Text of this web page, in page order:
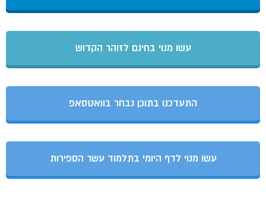
עשו מנוי בחינם לזוהר הקדוש
התעדכנו בתוכן נבחר בוואטסאפ
עשו מנוי לדף היומי בתלמוד עשר הספירות